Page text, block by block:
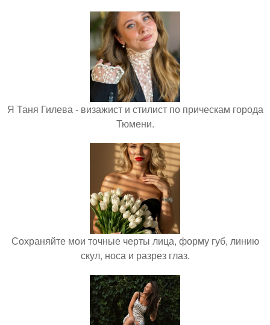
Я Таня Гилева - визажист и стилист по прическам города
Тюмени.
Сохраняйте мои точные черты лица, форму губ, линию
скул, носа и разрез глаз.